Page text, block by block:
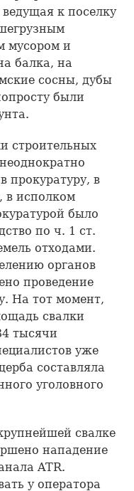
к поселку
мусором и
балка, на
сосны, дубы
были
строительных
прокуратуру, в
в исполком
было
по ч. 1 ст.
отходами.
органов
проведение
На тот момент,
свалки
тысячи
уже
составляла
уголовного
свалке
нападение
ATR.
у оператора